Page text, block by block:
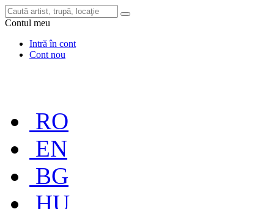
Contul meu
Intră în cont
Cont nou
RO
EN
BG
HU